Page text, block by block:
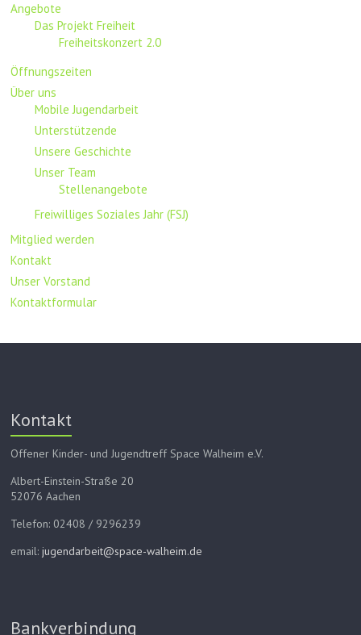
Angebote
Das Projekt Freiheit
Freiheitskonzert 2.0
Öffnungszeiten
Über uns
Mobile Jugendarbeit
Unterstützende
Unsere Geschichte
Unser Team
Stellenangebote
Freiwilliges Soziales Jahr (FSJ)
Mitglied werden
Kontakt
Unser Vorstand
Kontaktformular
Kontakt
Offener Kinder- und Jugendtreff Space Walheim e.V.
Albert-Einstein-Straße 20
52076 Aachen
Telefon: 02408 / 9296239
email:jugendarbeit@space-walheim.de
Bankverbindung